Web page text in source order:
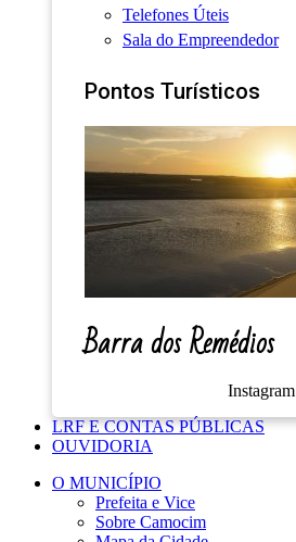
Telefones Úteis
Sala do Empreendedor
Pontos Turísticos
Barra dos Remédios
Instagram
LRF E CONTAS PÚBLICAS
OUVIDORIA
O MUNICÍPIO
Prefeita e Vice
Sobre Camocim